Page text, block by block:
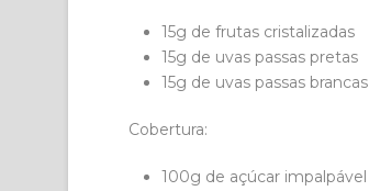
15g de frutas cristalizadas
15g de uvas passas pretas
15g de uvas passas brancas
Cobertura:
100g de açúcar impalpável